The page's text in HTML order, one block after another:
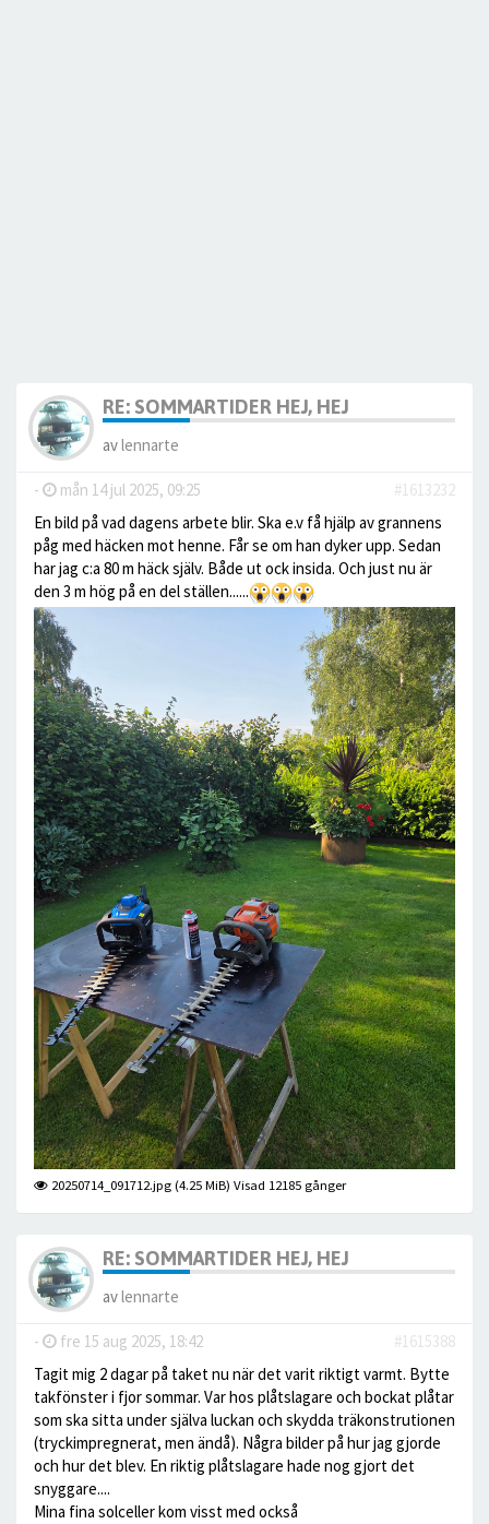
RE: SOMMARTIDER HEJ, HEJ
avlennarte
- mån 14 jul 2025, 09:25
#1613232
En bild på vad dagens arbete blir. Ska e.v få hjälp av grannens
påg med häcken mot henne. Får se om han dyker upp. Sedan
har jag c:a 80 m häck själv. Både ut ock insida. Och just nu är
den 3 m hög på en del ställen......
20250714_091712.jpg (4.25 MiB) Visad 12185 gånger
RE: SOMMARTIDER HEJ, HEJ
avlennarte
- fre 15 aug 2025, 18:42
#1615388
Tagit mig 2 dagar på taket nu när det varit riktigt varmt. Bytte
takfönster i fjor sommar. Var hos plåtslagare och bockat plåtar
som ska sitta under själva luckan och skydda träkonstrutionen
(tryckimpregnerat, men ändå). Några bilder på hur jag gjorde
och hur det blev. En riktig plåtslagare hade nog gjort det
snyggare....
Mina fina solceller kom visst med också